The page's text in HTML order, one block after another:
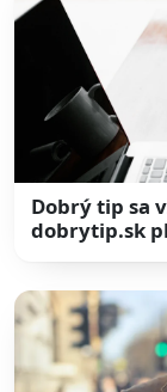
Dobrý tip sa
dobrytip.sk